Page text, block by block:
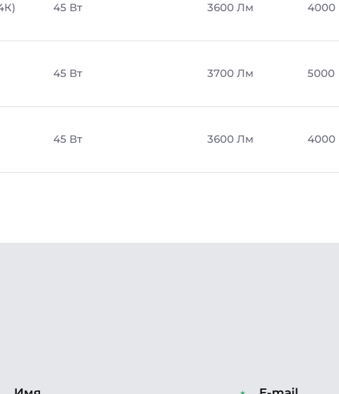
45 Вт 3600 Лм 4000
45 Вт 3700 Лм 5000
45 Вт 3600 Лм 4000